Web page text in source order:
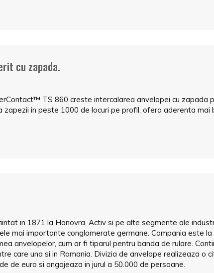
cu zapada.
TS 860 creste intercalarea anvelopei cu zapada
zapezii in peste 1000 de locuri pe profil, ofera aderenta mai
in 1871 la Hanovra. Activ si pe alte segmente ale
mai importante conglomerate germane. Compania este la
anvelopelor, cum ar fi tiparul pentru banda de rulare.
care una si in Romania. Divizia de anvelope realizeaza o
de euro si angajeaza in jurul a 50.000 de persoane.